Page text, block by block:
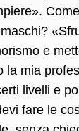
e
la mia
livelli e
fare le